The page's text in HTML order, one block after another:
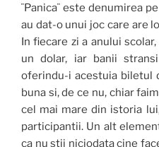
¨Panica¨ este denumirea
au dat-o unui joc care are
In fiecare zi a anului
un dolar, iar banii
oferindu-i acestuia biletul
buna si, de ce nu, chiar
cel mai mare din istoria
participantii. Un alt
ca nu stii niciodata cine